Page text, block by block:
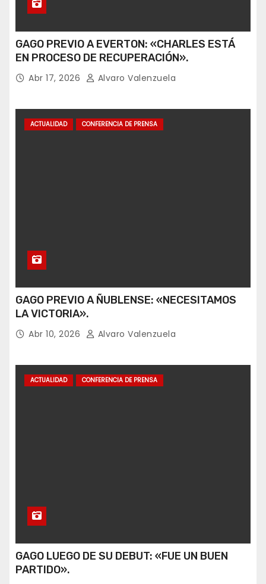
GAGO PREVIO A EVERTON: «CHARLES ESTÁ
EN PROCESO DE RECUPERACIÓN».
Abr 17, 2026 Alvaro Valenzuela
ACTUALIDAD CONFERENCIA DE PRENSA
GAGO PREVIO A ÑUBLENSE: «NECESITAMOS
LA VICTORIA».
Abr 10, 2026 Alvaro Valenzuela
ACTUALIDAD CONFERENCIA DE PRENSA
GAGO LUEGO DE SU DEBUT: «FUE UN BUEN
PARTIDO».